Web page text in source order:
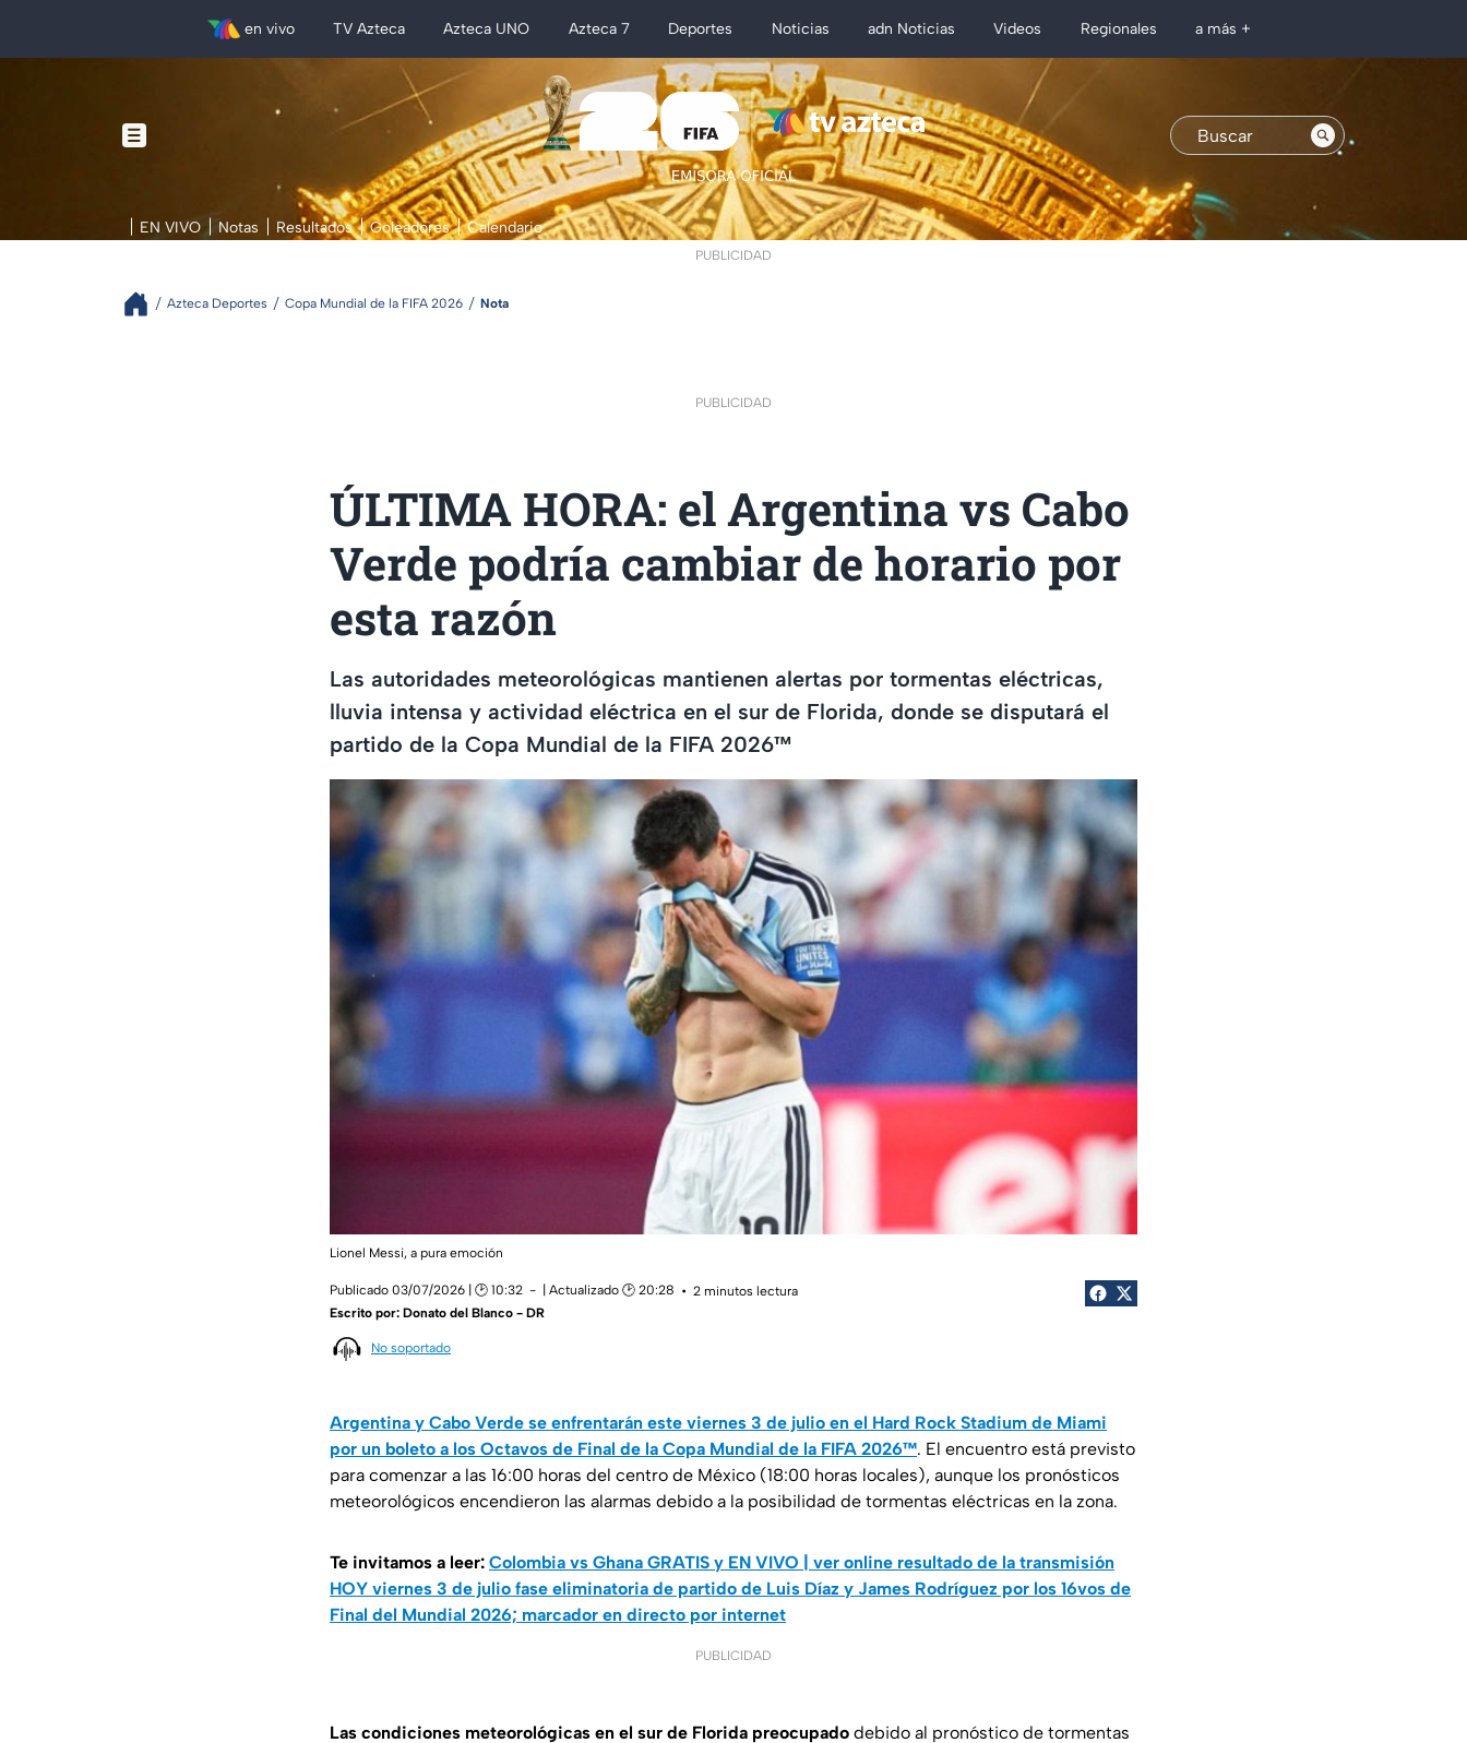
en vivo TV Azteca Azteca UNO Azteca 7 Deportes Noticias adn Noticias Videos Regionales a más +
EN VIVO Notas Resultados Goleadores Calendario
PUBLICIDAD
Azteca Deportes Copa Mundial de la FIFA 2026 Nota
PUBLICIDAD
ÚLTIMA HORA: el Argentina vs Cabo
Verde podría cambiar de horario por
esta razón
Las autoridades meteorológicas mantienen alertas por tormentas eléctricas,
lluvia intensa y actividad eléctrica en el sur de Florida, donde se disputará el
partido de la Copa Mundial de la FIFA 2026™
Lionel Messi, a pura emoción
Publicado 03/07/2026 | 🕑 10:32 | Actualizado 🕑 20:28
2 minutos lectura
Escrito por: Donato del Blanco - DR
No soportado
Argentina y Cabo Verde se enfrentarán este viernes 3 de julio en el Hard Rock Stadium de Miami
por un boleto a los Octavos de Final de la Copa Mundial de la FIFA 2026™. El encuentro está previsto
para comenzar a las 16:00 horas del centro de México (18:00 horas locales), aunque los pronósticos
meteorológicos encendieron las alarmas debido a la posibilidad de tormentas eléctricas en la zona.
Te invitamos a leer: Colombia vs Ghana GRATIS y EN VIVO | ver online resultado de la transmisión
HOY viernes 3 de julio fase eliminatoria de partido de Luis Díaz y James Rodríguez por los 16vos de
Final del Mundial 2026; marcador en directo por internet
PUBLICIDAD
Las condiciones meteorológicas en el sur de Florida preocupado debido al pronóstico de tormentas